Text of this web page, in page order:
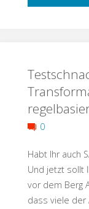
0
Habt Ihr auch
Und jetzt sollt
vor dem Berg
dass viele der